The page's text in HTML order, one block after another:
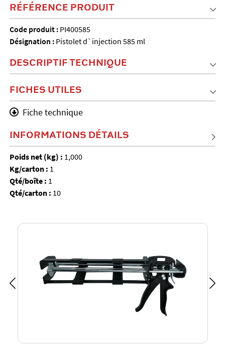
RÉFÉRENCE PRODUIT
Code produit : PI400585
Désignation : Pistolet d`injection 585 ml
DESCRIPTIF TECHNIQUE
FICHES UTILES
Fiche technique
INFORMATIONS DÉTAILS
Poids net (kg) : 1,000
Kg/carton : 1
Qté/boîte : 1
Qté/carton : 10